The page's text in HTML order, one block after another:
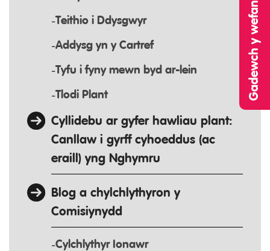
Teithio i Ddysgwyr
Addysg yn y Cartref
Tyfu i fyny mewn byd ar-lein
Tlodi Plant
Cyllidebu ar gyfer hawliau plant:
Canllaw i gyrff cyhoeddus (ac
eraill) yng Nghymru
Blog a chylchlythyron y
Comisiynydd
Cylchlythyr Ionawr